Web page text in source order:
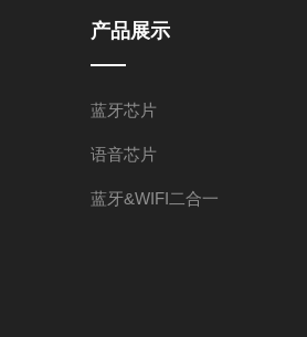
产品展示
蓝牙芯片
语音芯片
蓝牙&WIFI二合一